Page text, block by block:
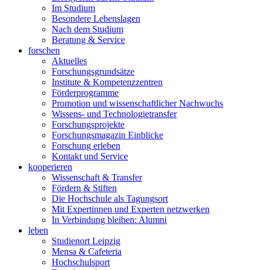
Im Studium
Besondere Lebenslagen
Nach dem Studium
Beratung & Service
forschen
Aktuelles
Forschungsgrundsätze
Institute & Kompetenzzentren
Förderprogramme
Promotion und wissenschaftlicher Nachwuchs
Wissens- und Technologietransfer
Forschungsprojekte
Forschungsmagazin Einblicke
Forschung erleben
Kontakt und Service
kooperieren
Wissenschaft & Transfer
Fördern & Stiften
Die Hochschule als Tagungsort
Mit Expertinnen und Experten netzwerken
In Verbindung bleiben: Alumni
leben
Studienort Leipzig
Mensa & Cafeteria
Hochschulsport